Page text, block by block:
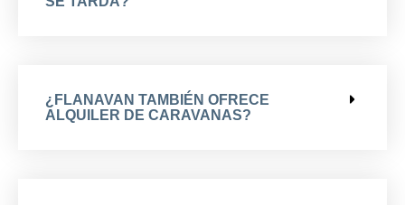
¿FLANAVAN TAMBIÉN OFRECE
ALQUILER DE CARAVANAS?